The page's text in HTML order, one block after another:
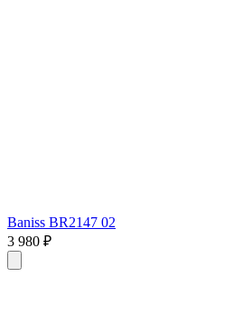
Baniss BR2147 02
3 980 ₽